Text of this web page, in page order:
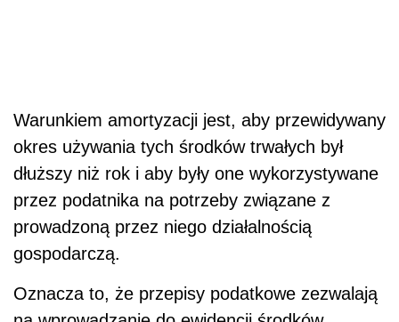
stanowiących współwłasność podatnika.
Należy jednak pamiętać, że w takiej sytuacji w
sposób odmienny ustala się wartość
początkową tego rodzaju środków trwałych.
Ustalenie wartości początkowej. W przypadku
podatnika, wartość początkową tego składnika